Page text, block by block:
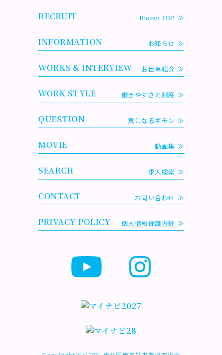
RECRUIT Bloom TOP
INFORMATION お知らせ
WORKS & INTERVIEW お仕事紹介
WORK STYLE 働きやすさと制度
QUESTION 気になるギモン
MOVIE 動画集
SEARCH 求人検索
CONTACT お問い合わせ
PRIVACY POLICY 個人情報保護方針